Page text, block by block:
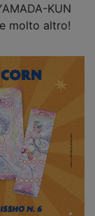
KUN
molto altro!